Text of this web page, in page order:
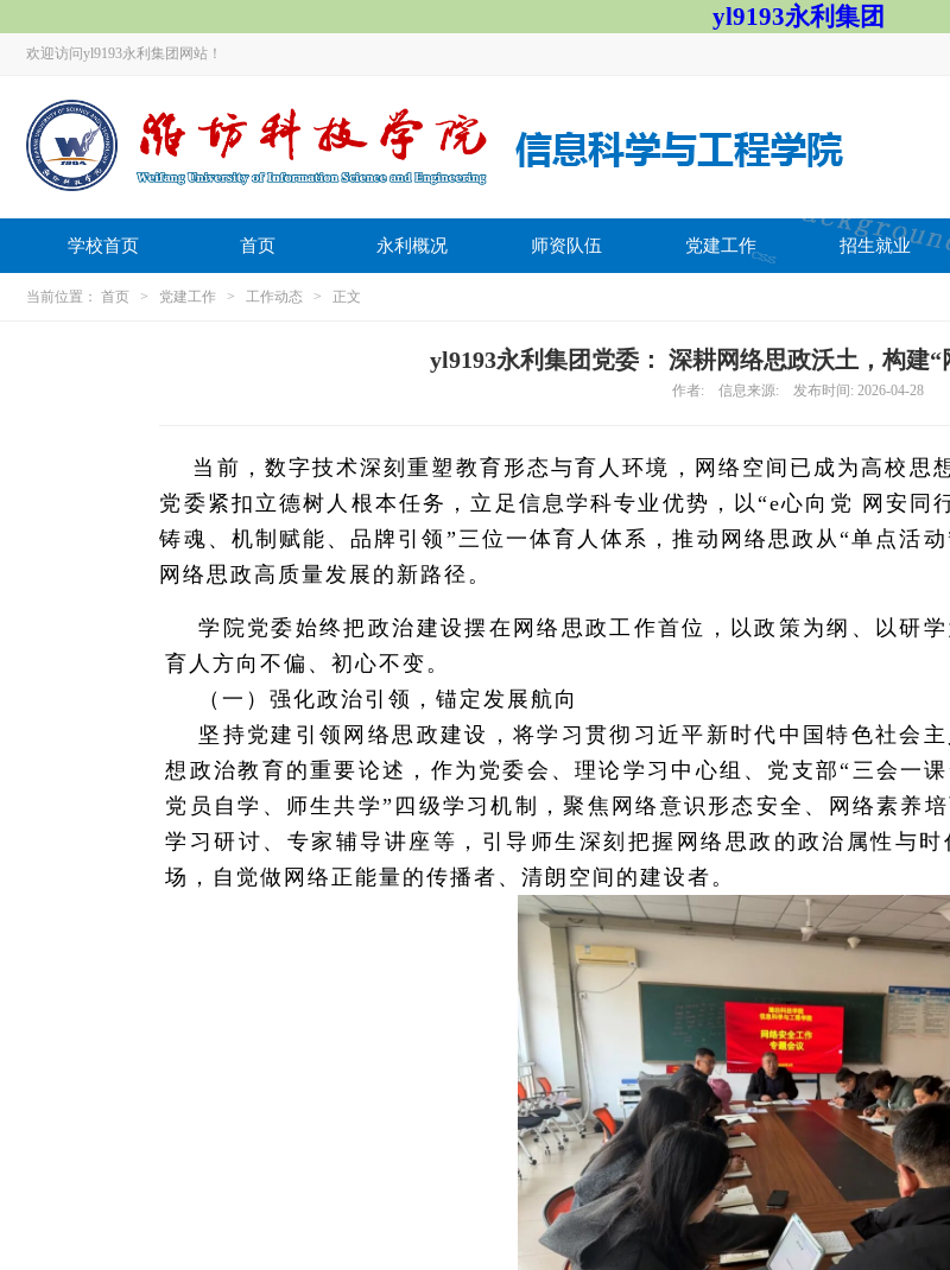
yl9193永利集团
欢迎访问yl9193永利集团网站！
学校首页 首页 永利概况 师资队伍 党建工作 招生就业
当前位置： 首页 > 党建工作 > 工作动态 > 正文
yl9193永利集团党委： 深耕网络思政沃土，构建
作者: 信息来源: 发布时间: 2026-04-28
当前，数字技术深刻重塑教育形态与育人环境，网络空间已成为高校思
党委紧扣立德树人根本任务，立足信息学科专业优势，以“e心向党 网安同
铸魂、机制赋能、品牌引领”三位一体育人体系，推动网络思政从“单点活
网络思政高质量发展的新路径。
学院党委始终把政治建设摆在网络思政工作首位，以政策为纲、以研
育人方向不偏、初心不变。
（一）强化政治引领，锚定发展航向
坚持党建引领网络思政建设，将学习贯彻习近平新时代中国特色社会
想政治教育的重要论述，作为党委会、理论学习中心组、党支部“三会一
党员自学、师生共学”四级学习机制，聚焦网络意识形态安全、网络素养
学习研讨、专家辅导讲座等，引导师生深刻把握网络思政的政治属性与
场，自觉做网络正能量的传播者、清朗空间的建设者。